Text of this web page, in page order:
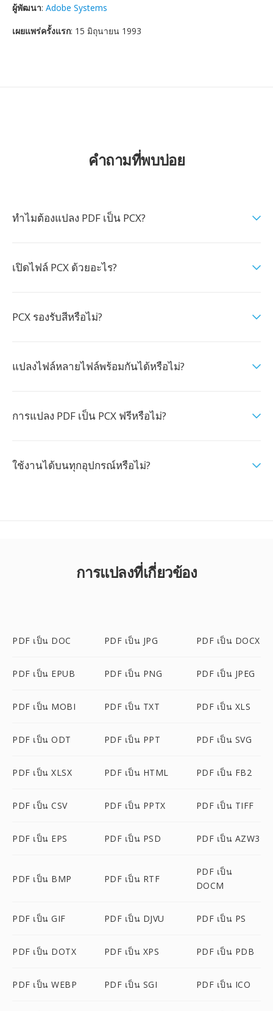
ผู้พัฒนา: Adobe Systems
เผยแพร่ครั้งแรก: 15 มิถุนายน 1993
คำถามที่พบบ่อย
ทำไมต้องแปลง PDF เป็น PCX?
เปิดไฟล์ PCX ด้วยอะไร?
PCX รองรับสีหรือไม่?
แปลงไฟล์หลายไฟล์พร้อมกันได้หรือไม่?
การแปลง PDF เป็น PCX ฟรีหรือไม่?
ใช้งานได้บนทุกอุปกรณ์หรือไม่?
การแปลงที่เกี่ยวข้อง
PDF เป็น DOC PDF เป็น JPG PDF เป็น DOCX
PDF เป็น EPUB PDF เป็น PNG PDF เป็น JPEG
PDF เป็น MOBI PDF เป็น TXT PDF เป็น XLS
PDF เป็น ODT PDF เป็น PPT PDF เป็น SVG
PDF เป็น XLSX PDF เป็น HTML PDF เป็น FB2
PDF เป็น CSV PDF เป็น PPTX PDF เป็น TIFF
PDF เป็น EPS PDF เป็น PSD PDF เป็น AZW3
PDF เป็น BMP PDF เป็น RTF
PDF เป็น
DOCM
PDF เป็น GIF PDF เป็น DJVU PDF เป็น PS
PDF เป็น DOTX PDF เป็น XPS PDF เป็น PDB
PDF เป็น WEBP PDF เป็น SGI PDF เป็น ICO